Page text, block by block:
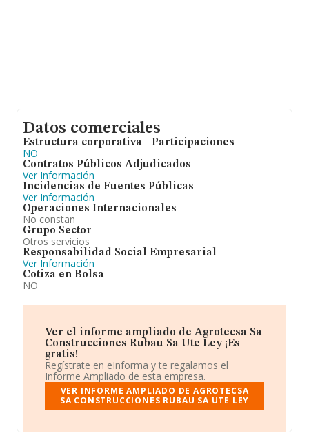
Datos comerciales
Estructura corporativa - Participaciones
NO
Contratos Públicos Adjudicados
Ver Información
Incidencias de Fuentes Públicas
Ver Información
Operaciones Internacionales
No constan
Grupo Sector
Otros servicios
Responsabilidad Social Empresarial
Ver Información
Cotiza en Bolsa
NO
Ver el informe ampliado de Agrotecsa Sa
Construcciones Rubau Sa Ute Ley ¡Es
gratis!
Regístrate en eInforma y te regalamos el
Informe Ampliado de esta empresa.
VER INFORME AMPLIADO DE AGROTECSA
SA CONSTRUCCIONES RUBAU SA UTE LEY